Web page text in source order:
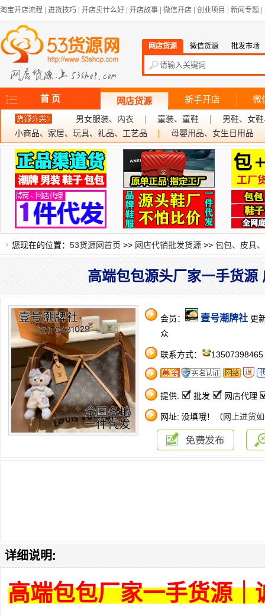
淘宝开店流程 进货技巧 开店卖什么好 开店故事 微信开店 创业项目 新闻专题
网店货源 微信货源 批发市场
首 页 网店货源 新手开店 微
男女服装、内衣 童装、童鞋
男鞋、女
小商品、家居、玩具、礼品、工艺品
母婴用品、女生日用品
您现在的位置： 53货源网首页 >> 网店代销批发货源 >> 包包、皮具
高端包包源头厂家一手货
会员： 壹号潮牌社 更
众
联系方式： 13507398465
提供: 批发 网店代理
网址: 没填哦！（网上进货
详细说明:
高端包包厂家一手货源